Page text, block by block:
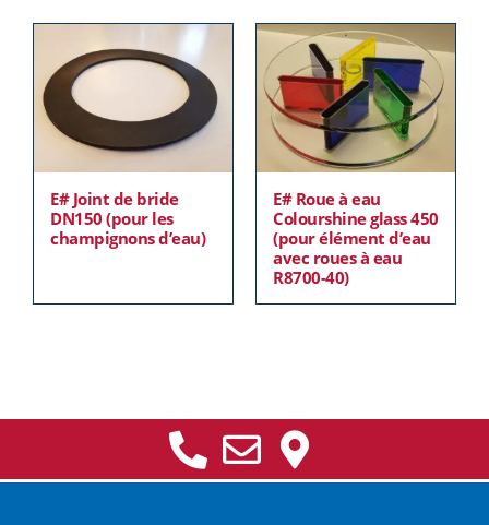
E# Joint de bride
DN150 (pour les
champignons d’eau)
E# Roue à eau
Colourshine glass 450
(pour élément d’eau
avec roues à eau
R8700-40)